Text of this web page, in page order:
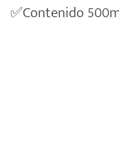
✅Contenido